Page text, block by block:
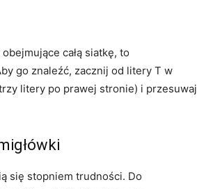
całą siatkę, to
go znaleźć, zacznij od litery T w
litery po prawej stronie) i przesuwaj
się stopniem trudności. Do